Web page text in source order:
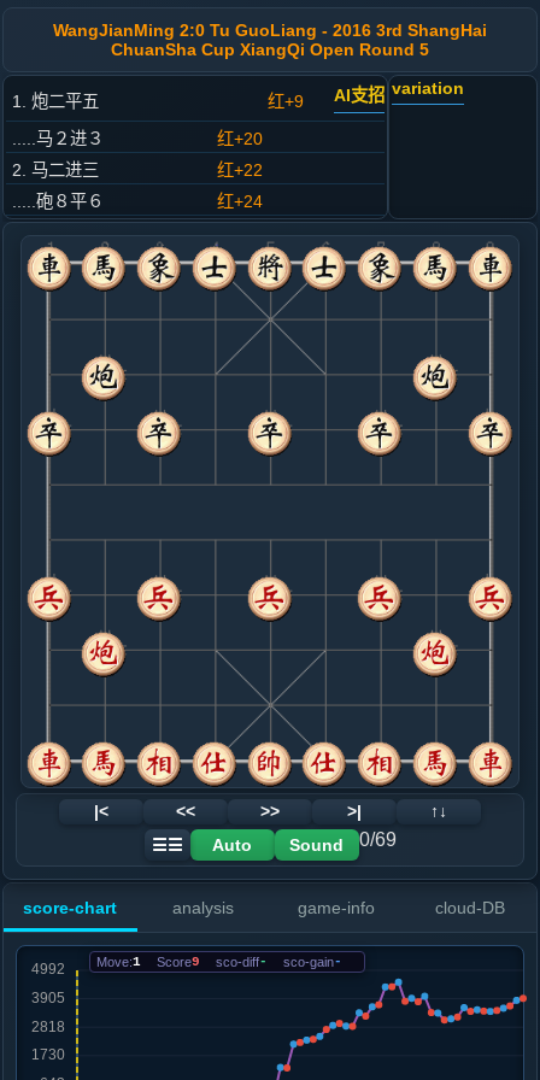
WangJianMing 2:0 Tu GuoLiang - 2016 3rd ShangHai
ChuanSha Cup XiangQi Open Round 5
1. 炮二平五 红+9 AI支招
.....马２进３
红+20
2. 马二进三
红+22
.....砲８平６
红+24
3. 车一平二
红+20
.....马８进９
红+37
4. 炮八平七
红+19
.....车９进１
红+84
5. 兵七进一
红+71
.....象３进５
6. 车二进七
红+84
.....士４进５
红+65
7. 炮七进四
红+80
8. 马八进七
红+187
.....车９平７
红+199
9. 车九平八
红+117
.....砲２平１
10. 车二退三
红+293
.....车１平４
红+301
卒５进１
红+293
车八进七
.....车４进６
红+384
12. 炮五进一
红+381
马七进八
红+289
砲１退１
13. 车八进七
红+63
相七进五
兵七进一
.....车４进２
红+225
15. 兵七进一
.....砲１平４
16. 炮五平六
车八退一
variation
|< << >> >|
↑↓
☰☰
Auto Sound 0/69
score-chart analysis game-info cloud-DB
Move:1 Score9 sco-diff- sco-gain-